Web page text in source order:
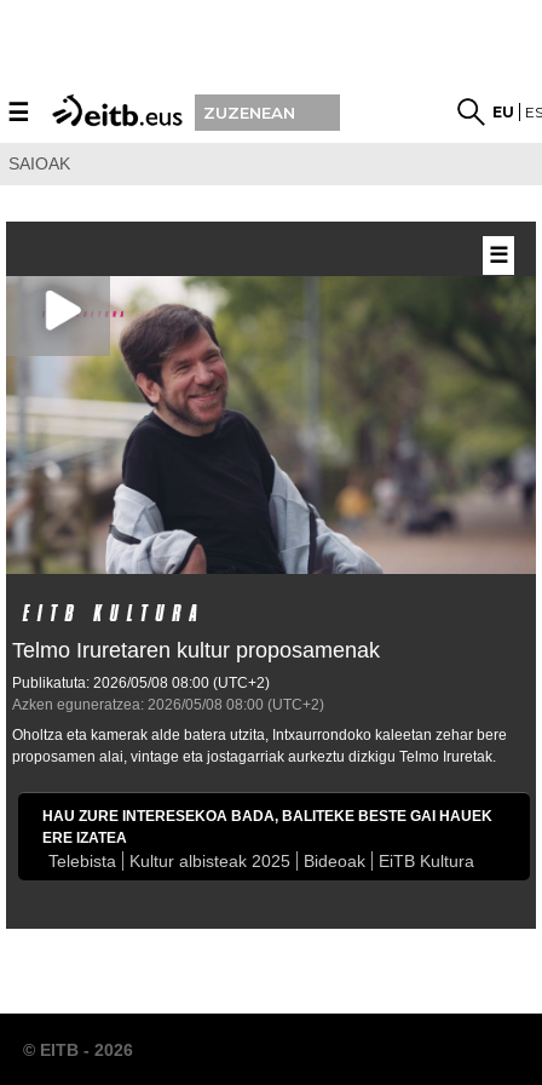
☰ ZUZENEAN EU
SAIOAK
Telmo Iruretaren kultur proposamenak
Publikatuta: 2026/05/08 08:00 (UTC+2)
Azken eguneratzea: 2026/05/08 08:00 (UTC+2)
Oholtza eta kamerak alde batera utzita, Intxaurrondoko kaleetan zehar bere
proposamen alai, vintage eta jostagarriak aurkeztu dizkigu Telmo Iruretak.
HAU ZURE INTERESEKOA BADA, BALITEKE BESTE GAI HAUEK
ERE IZATEA
Telebista Kultur albisteak 2025 Bideoak EiTB Kultura
☰
© EITB - 2026